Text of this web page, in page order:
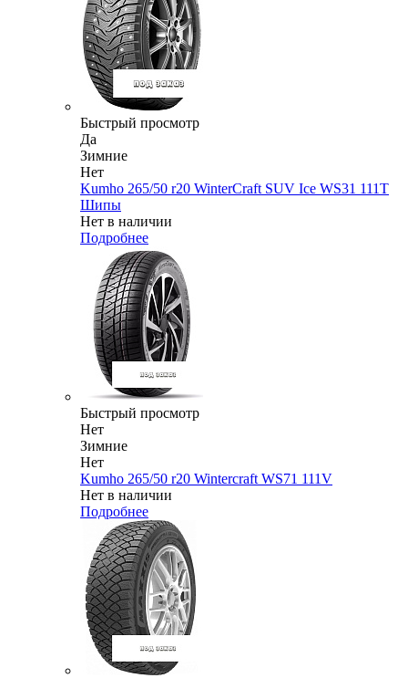
Быстрый просмотр
Да
Зимние
Нет
Kumho 265/50 r20 WinterCraft SUV Ice WS31 111T
Шипы
Нет в наличии
Подробнее
Быстрый просмотр
Нет
Зимние
Нет
Kumho 265/50 r20 Wintercraft WS71 111V
Нет в наличии
Подробнее